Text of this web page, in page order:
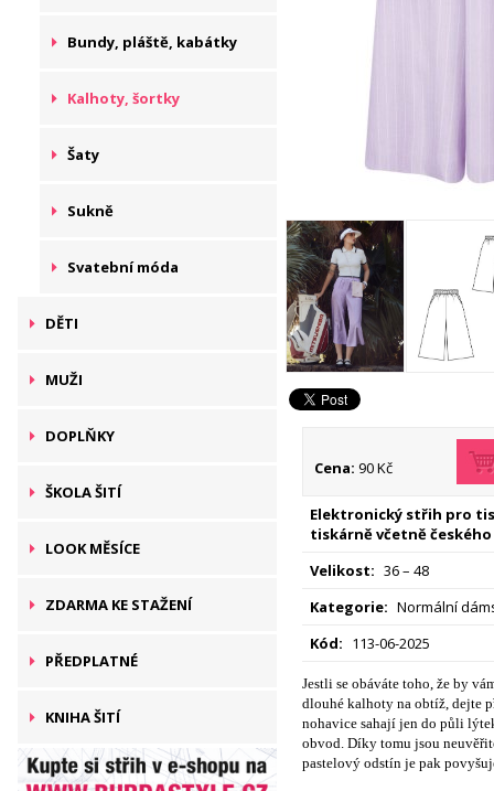
Bundy, pláště, kabátky
Kalhoty, šortky
Šaty
Sukně
Svatební móda
DĚTI
MUŽI
DOPLŇKY
ŠKOLA ŠITÍ
LOOK MĚSÍCE
ZDARMA KE STAŽENÍ
PŘEDPLATNÉ
KNIHA ŠITÍ
Cena: 90 Kč
Elektronický střih pro
tiskárně včetně českého
Velikost: 36 – 48
Kategorie: Normální
Kód: 113-06-2025
Jestli se obáváte toho, že by
dlouhé kalhoty na obtíž, dejte
nohavice sahají jen do půli
obvod. Díky tomu jsou
pastelový odstín je pak